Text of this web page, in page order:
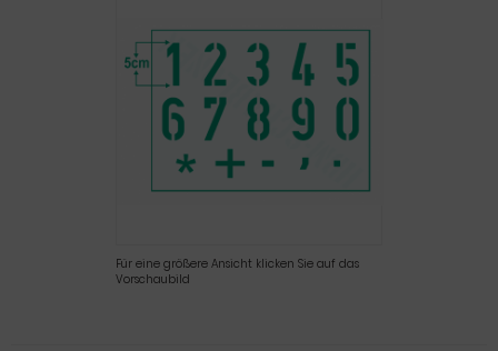
Für eine größere Ansicht klicken Sie auf das
Vorschaubild